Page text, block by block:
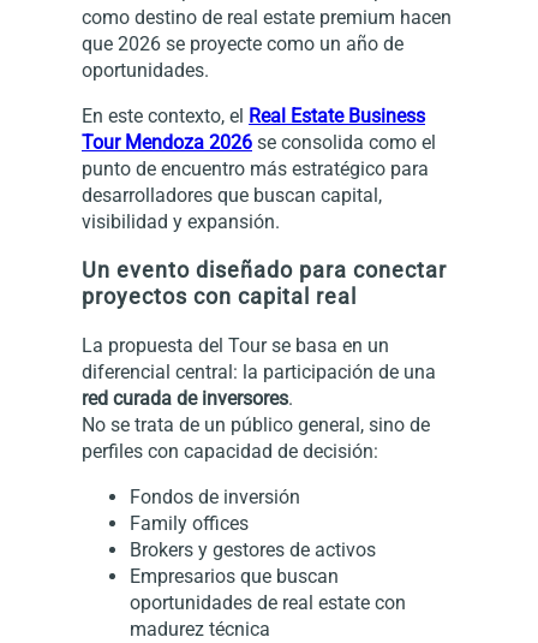
como destino de real estate premium hacen
que 2026 se proyecte como un año de
oportunidades.
En este contexto, el Real Estate Business
Tour Mendoza 2026 se consolida como el
punto de encuentro más estratégico para
desarrolladores que buscan capital,
visibilidad y expansión.
Un evento diseñado para conectar
proyectos con capital real
La propuesta del Tour se basa en un
diferencial central: la participación de una
red curada de inversores.
No se trata de un público general, sino de
perfiles con capacidad de decisión:
Fondos de inversión
Family offices
Brokers y gestores de activos
Empresarios que buscan
oportunidades de real estate con
madurez técnica